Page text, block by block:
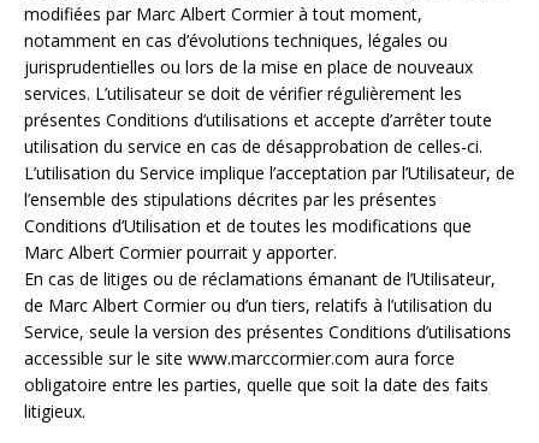
modifiées par Marc Albert Cormier à tout moment,
notamment en cas d’évolutions techniques, légales ou
jurisprudentielles ou lors de la mise en place de nouveaux
services. L’utilisateur se doit de vérifier régulièrement les
présentes Conditions d’utilisations et accepte d’arrêter toute
utilisation du service en cas de désapprobation de celles-ci.
L’utilisation du Service implique l’acceptation par l’Utilisateur, de
l’ensemble des stipulations décrites par les présentes
Conditions d’Utilisation et de toutes les modifications que
Marc Albert Cormier pourrait y apporter.
En cas de litiges ou de réclamations émanant de l’Utilisateur,
de Marc Albert Cormier ou d’un tiers, relatifs à l’utilisation du
Service, seule la version des présentes Conditions d’utilisations
accessible sur le site www.marccormier.com aura force
obligatoire entre les parties, quelle que soit la date des faits
litigieux.